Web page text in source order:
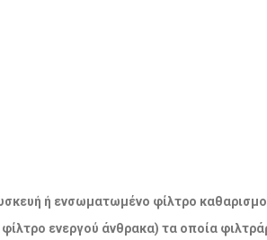
ή ενσωματωμένο φίλτρο
ενεργού άνθρακα) τα οποία